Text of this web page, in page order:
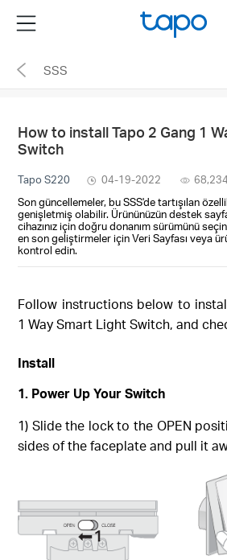
the
navigation
Menu
SSS
How to install Tapo 2 Gang 1
Switch
Tapo S220 04-19-2022
68,234
Son güncellemeler, bu SSS'de tartışılan
genişletmiş olabilir. Ürününüzün destek
cihazınız için doğru donanım sürümünü
en son geliştirmeler için Veri Sayfası veya
kontrol edin.
Follow instructions below to
1 Way Smart Light Switch, and
Install
1. Power Up Your Switch
1) Slide the lock to the OPEN
sides of the faceplate and pull it